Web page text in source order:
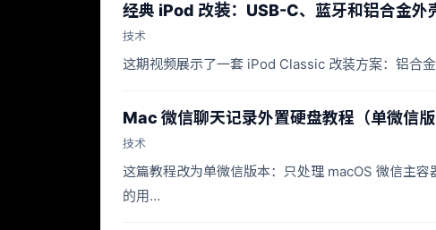
经典 iPod 改装：USB-C、蓝牙和铝合金外
技术
这期视频展示了一套 iPod Classic 改装方案：铝合
Mac 微信聊天记录外置硬盘教程（单微信版
技术
这篇教程改为单微信版本：只处理 macOS 微信主
的用…